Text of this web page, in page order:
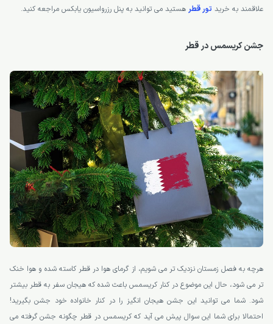
علاقمند به خرید تور قطر هستید می توانید به پنل رزرواسیون یابکس مراجعه کنید.
جشن کریسمس در قطر
هرچه به فصل زمستان نزدیک تر می شویم، از گرمای هوا در قطر کاسته شده و هوا خنک
تر می شود، حال این موضوع در کنار کریسمس باعث شده که هیجان سفر به قطر بیشتر
شود. شما می توانید این جشن هیجان انگیز را در کنار خانواده خود جشن بگیرید!
احتمالا برای شما این سوال پیش می آید که کریسمس در قطر چگونه جشن گرفته می